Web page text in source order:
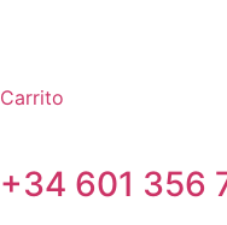
Carrito
+34 601 356